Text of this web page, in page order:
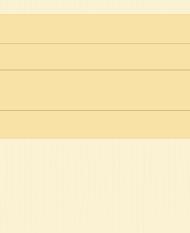
פרשת תולדות